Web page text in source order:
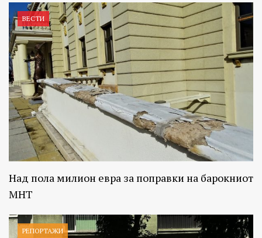
ВЕСТИ
Над пола милион евра за поправки на барокниот
МНТ
РЕПОРТАЖИ